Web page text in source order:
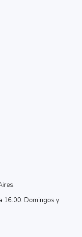
16:00. Domingos y